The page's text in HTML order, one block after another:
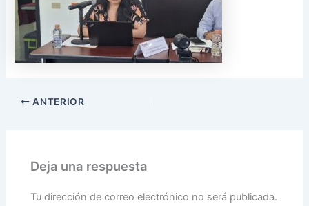
ANTERIOR
Deja una respuesta
Tu dirección de correo electrónico no será publicada.